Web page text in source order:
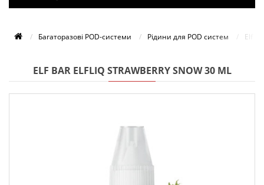
Багаторазові POD-системи Рідини для POD систем Elf
ELF BAR ELFLIQ STRAWBERRY SNOW 30 ML